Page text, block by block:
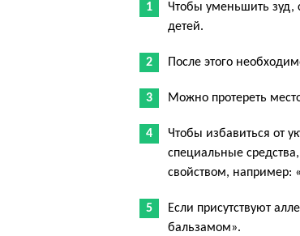
Чтобы уменьшить зуд,
детей.
После этого
Можно протереть
Чтобы избавиться от
специальные
свойством, например:
Если присутствуют
бальзамом».